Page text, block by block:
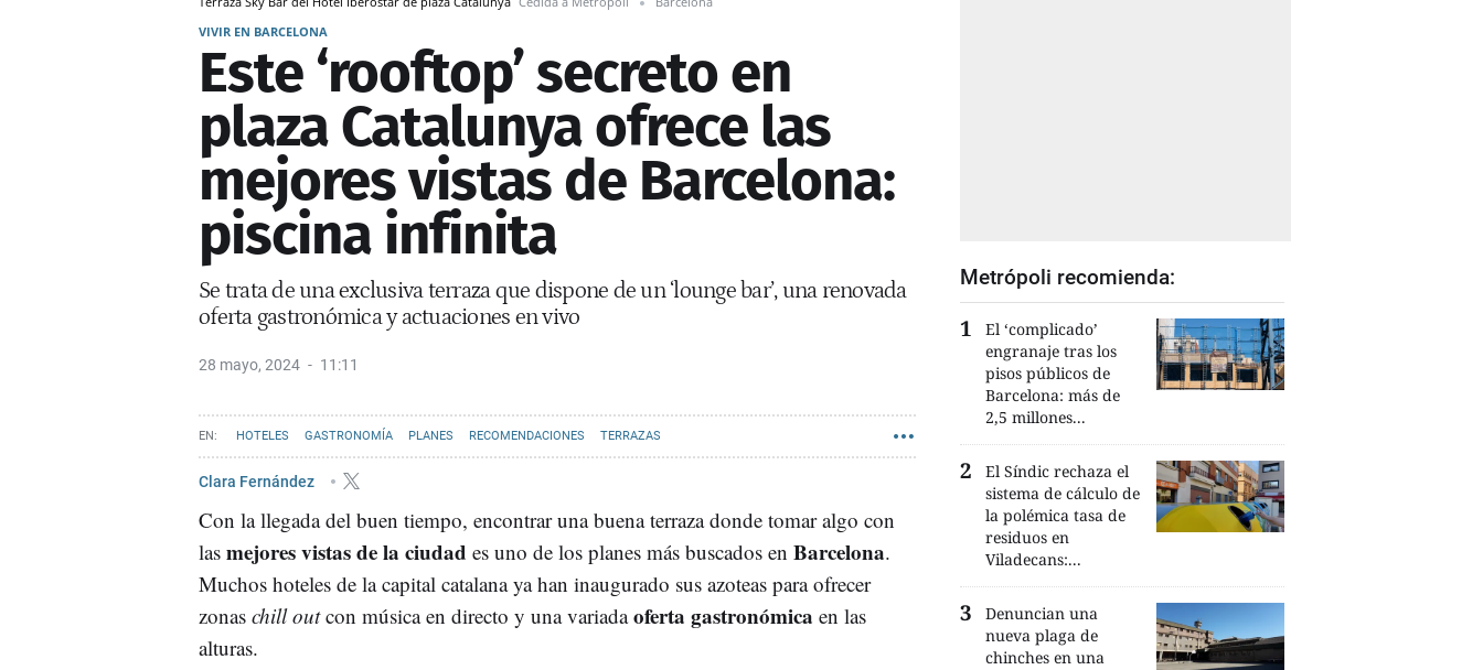
VIVIR EN BARCELONA
Este ‘rooftop’ secreto en
plaza Catalunya ofrece las
mejores vistas de Barcelona:
piscina infinita
Se trata de una exclusiva terraza que dispone de un ‘lounge bar’, una renovada
oferta gastronómica y actuaciones en vivo
28 mayo, 2024 11:11
HOTELES GASTRONOMÍA PLANES RECOMENDACIONES TERRAZAS
Clara Fernández
Con la llegada del buen tiempo, encontrar una buena terraza donde tomar algo con
las mejores vistas de la ciudad es uno de los planes más buscados en Barcelona.
Muchos hoteles de la capital catalana ya han inaugurado sus azoteas para ofrecer
zonas chill outcon música en directo y una variadaoferta gastronómica en las
alturas.
Metrópoli recomienda:
El ‘complicado’
engranaje tras los
pisos públicos de
Barcelona: más de
2,5 millones...
El Síndic rechaza el
sistema de cálculo de
la polémica tasa de
residuos en
Viladecans:...
Denuncian una
nueva plaga de
chinches en una